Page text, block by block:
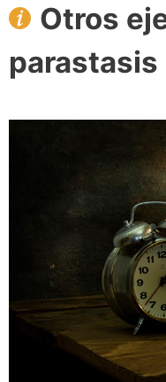
Otros
parastasis